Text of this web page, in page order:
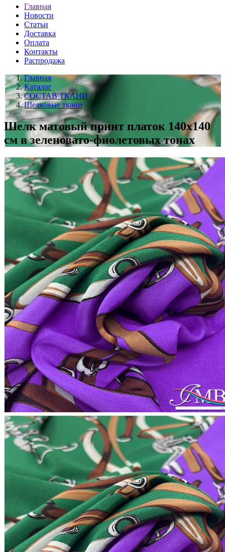
Главная
Новости
Статьи
Доставка
Оплата
Контакты
Распродажа
Главная
Каталог
СОСТАВ ТКАНИ
Шелковые ткани
Шелк матовый принт платок 140х140
см в зеленовато-фиолетовых тонах